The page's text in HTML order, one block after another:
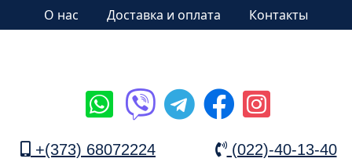
О нас Доставка и оплата Контакты
+(373) 68072224 (022)-40-13-40